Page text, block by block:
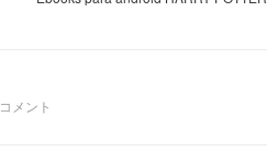
コメント